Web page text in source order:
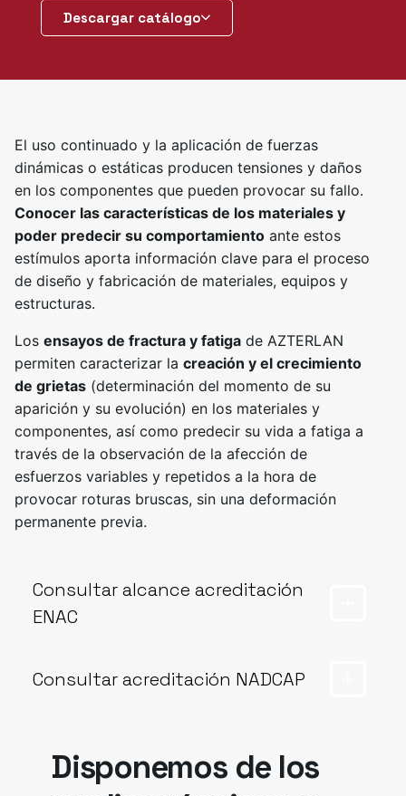
Descargar catálogo
El uso continuado y la aplicación de fuerzas
dinámicas o estáticas producen tensiones y daños
en los componentes que pueden provocar su fallo.
Conocer las características de los materiales y
poder predecir su comportamiento ante estos
estímulos aporta información clave para el proceso
de diseño y fabricación de materiales, equipos y
estructuras.
Los ensayos de fractura y fatiga de AZTERLAN
permiten caracterizar la creación y el crecimiento
de grietas (determinación del momento de su
aparición y su evolución) en los materiales y
componentes, así como predecir su vida a fatiga a
través de la observación de la afección de
esfuerzos variables y repetidos a la hora de
provocar roturas bruscas, sin una deformación
permanente previa.
Consultar alcance acreditación
ENAC
59/LE069) >>
Consultar acreditación NADCAP
Disponemos de los